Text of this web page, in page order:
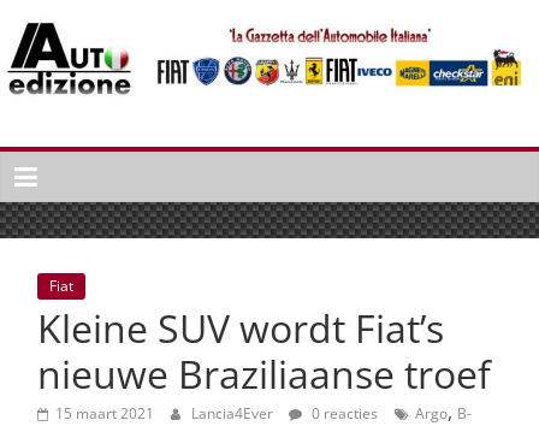
naar
inhoud
Auto
Edizione
La
Gazetta
dell'Automobile
Italiana
Italiaans
autonieuws
Fiat
Kleine SUV wordt Fiat’s
nieuwe Braziliaanse troef
15 maart 2021 Lancia4Ever 0 reacties Argo, B-